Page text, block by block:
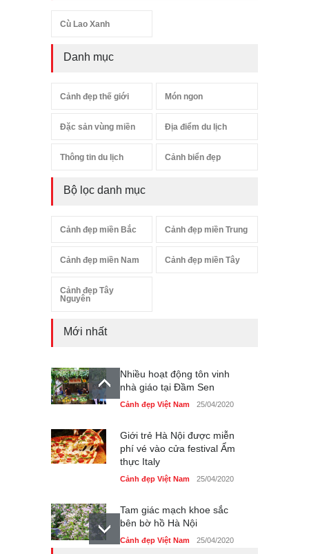
Cù Lao Xanh
Danh mục
Cảnh đẹp thế giới Món ngon
Đặc sản vùng miền Địa điểm du lịch
Thông tin du lịch Cảnh biển đẹp
Bộ lọc danh mục
Cảnh đẹp miền Bắc Cảnh đẹp miền Trung
Cảnh đẹp miền Nam Cảnh đẹp miền Tây
Cảnh đẹp Tây
Nguyên
Mới nhất
Nhiều hoạt động tôn vinh
nhà giáo tại Đầm Sen
Cảnh đẹp Việt Nam 25/04/2020
Giới trẻ Hà Nội được miễn
phí vé vào cửa festival Ẩm
thực Italy
Cảnh đẹp Việt Nam 25/04/2020
Tam giác mạch khoe sắc
bên bờ hồ Hà Nội
Cảnh đẹp Việt Nam 25/04/2020